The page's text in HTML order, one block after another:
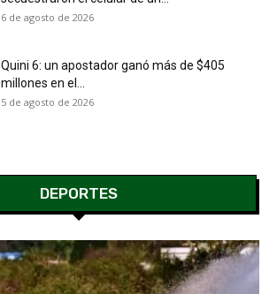
6 de agosto de 2026
Quini 6: un apostador ganó más de $405
millones en el...
5 de agosto de 2026
DEPORTES